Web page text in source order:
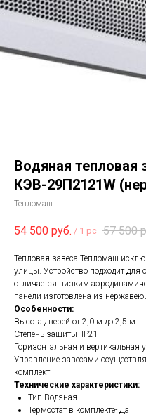
Водяная тепловая
КЭВ-29П2121W
Тепломаш
54 500 руб. / 1 pc 57 500
Тепловая завеса Тепломаш
улицы. Устройство подходит
отличается низким
панели изготовлена из
Особенности:
Высота дверей от 2,0 м до 2,5 м
Степень защиты- IP21
Горизонтальная и вертикальная
Управление завесами
комплект
Технические характеристики:
Тип-Водяная
Термостат в комплекте- Да